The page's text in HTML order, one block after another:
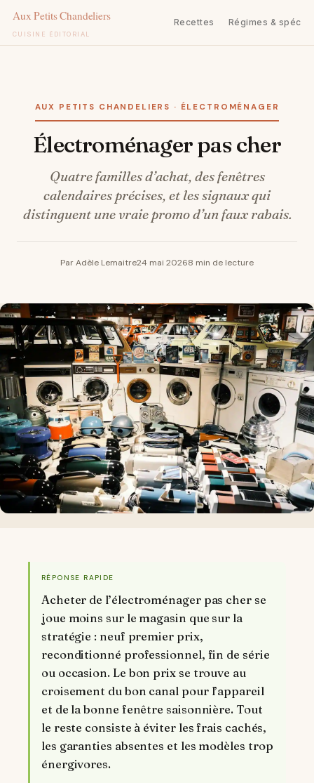
CUISINE ÉDITORIAL
Recettes Régimes &
AUX PETITS CHANDELIERS · ÉLECTROMÉNAGER
électroménager pas cher
Quatre familles d’achat, des fenêtres
calendaires précises, et les signaux qui
distinguent une vraie promo d’un faux rabais.
Par Adèle Lemaitre24 mai 20268 min de lecture
RÉPONSE RAPIDE
Acheter de l’électroménager pas cher se
joue moins sur le magasin que sur la
stratégie : neuf premier prix,
reconditionné professionnel, fin de série
ou occasion. Le bon prix se trouve au
croisement du bon canal pour l’appareil
et de la bonne fenêtre saisonnière. Tout
le reste consiste à éviter les frais cachés,
les garanties absentes et les modèles trop
énergivores.